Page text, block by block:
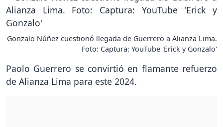
Gonzalo Núñez cuestionó llegada de Guerrero a Alianza Lima.
Foto: Captura: YouTube 'Erick y Gonzalo'
Paolo Guerrero se convirtió en flamante refuerzo
de Alianza Lima para este 2024.